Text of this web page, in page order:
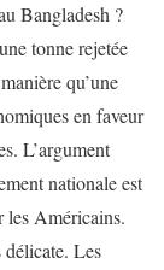
Bangladesh ?
tonne rejetée
qu’une
en faveur
L’argument
nationale est
les Américains.
délicate. Les